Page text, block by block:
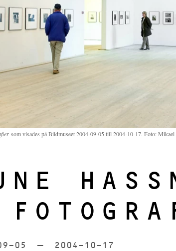
som visades på Bildmuseet 2004-09-05 till 2004-10-17. Foto: Mikael
05 till2004-10-17